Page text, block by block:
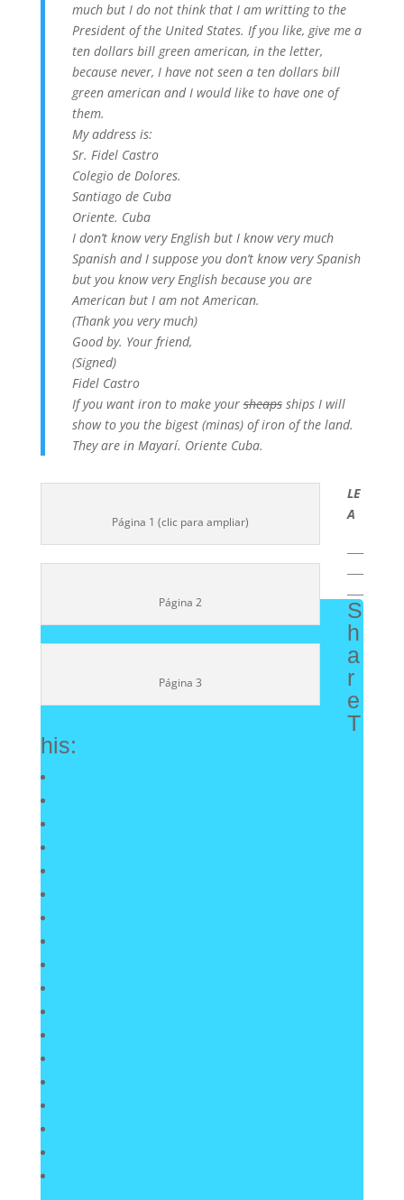
much but I do not think that I am writting to the
President of the United States. If you like, give me a
ten dollars bill green american, in the letter,
because never, I have not seen a ten dollars bill
green american and I would like to have one of
them.
My address is:
Sr. Fidel Castro
Colegio de Dolores.
Santiago de Cuba
Oriente. Cuba
I don’t know very English but I know very much
Spanish and I suppose you don’t know very Spanish
but you know very English because you are
American but I am not American.
(Thank you very much)
Good by. Your friend,
(Signed)
Fidel Castro
If you want iron to make yoursheapsships I will
show to you the bigest (minas) of iron of the land.
They are in Mayarí. Oriente Cuba.
Página 1 (clic para ampliar)
Página 2
Página 3
LE
A
S
h
a
r
e
T
his: